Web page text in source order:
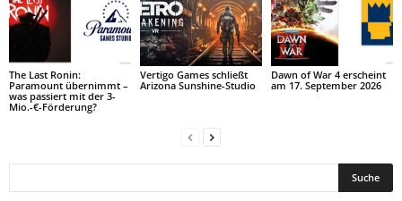
The Last Ronin:
Paramount übernimmt –
was passiert mit der 3-
Mio.-€-Förderung?
Vertigo Games schließt
Arizona Sunshine-Studio
Dawn of War 4 erscheint
am 17. September 2026